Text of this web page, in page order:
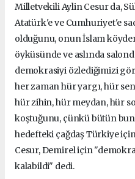
Milletvekili Aylin Cesur da,
Atatürk'e ve Cumhuriyet'e
olduğunu, onun İslam
öyküsünde ve aslında
demokrasiyi özlediğimizi
her zaman hür yargı, hür
hür zihin, hür meydan, hür
koştuğunu, çünkü bütün
hedefteki çağdaş Türkiye
Cesur, Demirel için
kalabildi" dedi.